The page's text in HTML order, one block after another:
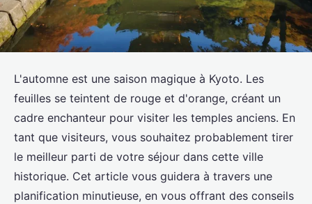
L'automne est une saison magique à Kyoto. Les
feuilles se teintent de rouge et d'orange, créant un
cadre enchanteur pour visiter les temples anciens. En
tant que visiteurs, vous souhaitez probablement tirer
le meilleur parti de votre séjour dans cette ville
historique. Cet article vous guidera à travers une
planification minutieuse, en vous offrant des conseils